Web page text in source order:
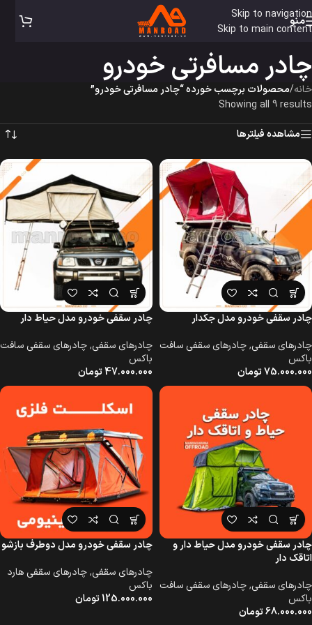
Skip to navigation
Skip to main content
منو
چادر مسافرتی خودرو
خانه/محصولات برچسب خورده “چادر مسافرتی خودرو”
Showing all 9 results
مشاهده فیلترها
چادر سقفی خودرو مدل جکدار
چادرهای سقفی,چادرهای سقفی سافت
باکس
75.000.000تومان
چادر سقفی خودرو مدل حیاط دار
چادرهای سقفی,چادرهای سقفی سافت
باکس
47.000.000تومان
چادر سقفی خودرو مدل حیاط دار و
اتاقک دار
چادرهای سقفی,چادرهای سقفی سافت
باکس
68.000.000تومان
چادر سقفی خودرو مدل دوطرف بازشو
چادرهای سقفی,چادرهای سقفی هارد
باکس
125.000.000تومان